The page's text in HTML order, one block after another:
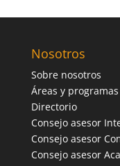
Nosotros
Sobre nosotros
Áreas y programas
Directorio
Consejo asesor
Consejo asesor
Consejo asesor